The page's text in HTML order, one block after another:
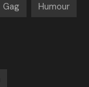
Gag Humour